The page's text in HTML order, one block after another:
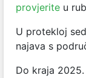
provjerite u
U protekloj
najava s
Do kraja